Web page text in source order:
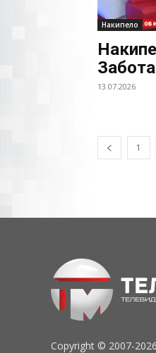
Накипело
13.07.2026
1
Copyright © 2007-